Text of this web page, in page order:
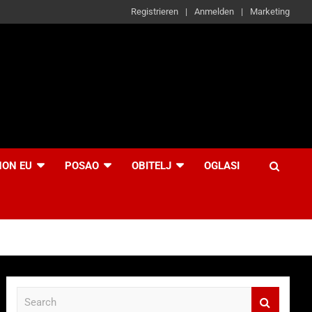
Registrieren Anmelden Marketing
EU POSAO OBITELJ OGLASI